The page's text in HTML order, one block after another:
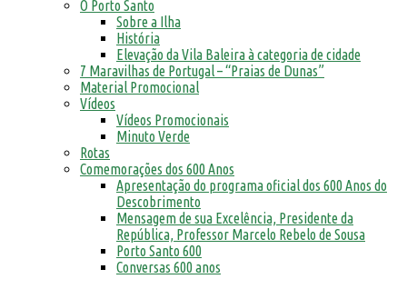
O Porto Santo
Sobre a Ilha
História
Elevação da Vila Baleira à categoria de cidade
7 Maravilhas de Portugal – “Praias de Dunas”
Material Promocional
Vídeos
Vídeos Promocionais
Minuto Verde
Rotas
Comemorações dos 600 Anos
Apresentação do programa oficial dos 600 Anos do
Descobrimento
Mensagem de sua Excelência, Presidente da
República, Professor Marcelo Rebelo de Sousa
Porto Santo 600
Conversas 600 anos